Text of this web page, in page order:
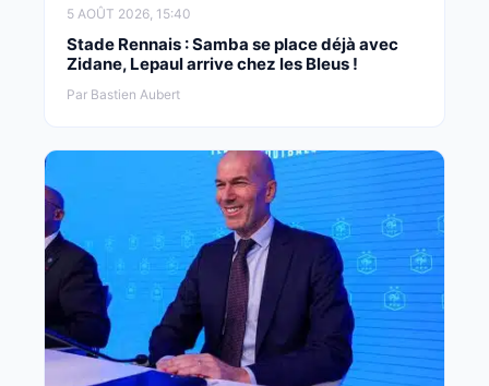
5 AOÛT 2026, 15:40
Stade Rennais : Samba se place déjà avec
Zidane, Lepaul arrive chez les Bleus !
Par Bastien Aubert